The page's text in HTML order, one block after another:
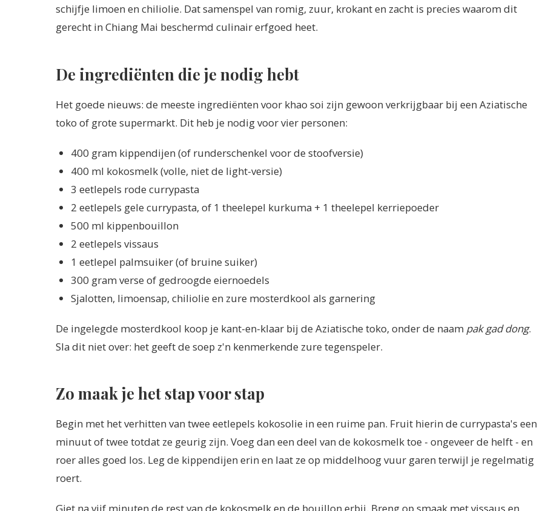
schijfje limoen en chiliolie. Dat samenspel van romig, zuur, krokant en zacht is precies waarom dit
gerecht in Chiang Mai beschermd culinair erfgoed heet.
De ingrediënten die je nodig hebt
Het goede nieuws: de meeste ingrediënten voor khao soi zijn gewoon verkrijgbaar bij een Aziatische
toko of grote supermarkt. Dit heb je nodig voor vier personen:
400 gram kippendijen (of runderschenkel voor de stoofversie)
400 ml kokosmelk (volle, niet de light-versie)
3 eetlepels rode currypasta
2 eetlepels gele currypasta, of 1 theelepel kurkuma + 1 theelepel kerriepoeder
500 ml kippenbouillon
2 eetlepels vissaus
1 eetlepel palmsuiker (of bruine suiker)
300 gram verse of gedroogde eiernoedels
Sjalotten, limoensap, chiliolie en zure mosterdkool als garnering
De ingelegde mosterdkool koop je kant-en-klaar bij de Aziatische toko, onder de naam pak gad dong.
Sla dit niet over: het geeft de soep z'n kenmerkende zure tegenspeler.
Zo maak je het stap voor stap
Begin met het verhitten van twee eetlepels kokosolie in een ruime pan. Fruit hierin de currypasta's een
minuut of twee totdat ze geurig zijn. Voeg dan een deel van de kokosmelk toe - ongeveer de helft - en
roer alles goed los. Leg de kippendijen erin en laat ze op middelhoog vuur garen terwijl je regelmatig
roert.